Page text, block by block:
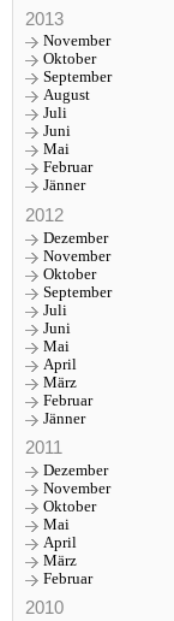
2013
November
Oktober
September
August
Juli
Juni
Mai
Februar
Jänner
2012
Dezember
November
Oktober
September
Juli
Juni
Mai
April
März
Februar
Jänner
2011
Dezember
November
Oktober
Mai
April
März
Februar
2010